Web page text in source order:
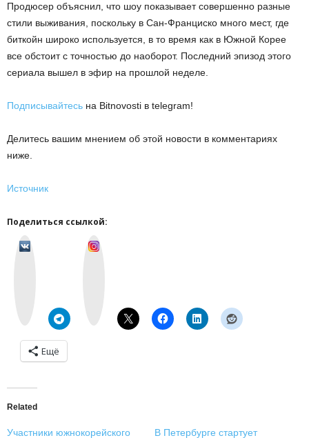
Продюсер объяснил, что шоу показывает совершенно разные
стили выживания, поскольку в Сан-Франциско много мест, где
биткойн широко используется, в то время как в Южной Корее
все обстоит с точностью до наоборот. Последний эпизод этого
сериала вышел в эфир на прошлой неделе.
Подписывайтесь на Bitnovosti в telegram!
Делитесь вашим мнением об этой новости в комментариях
ниже.
Источник
Поделиться ссылкой:
Ещё
Related
Участники южнокорейского
В Петербурге стартует